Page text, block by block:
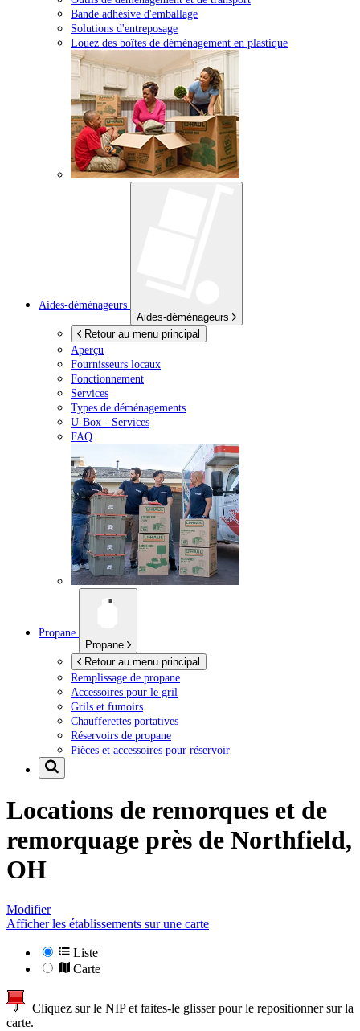
Bande adhésive d'emballage
Solutions d'entreposage
Louez des boîtes de déménagement en plastique
Aides-déménageurs
Aides-déménageurs
Retour au menu principal
Aperçu
Fournisseurs locaux
Fonctionnement
Services
Types de déménagements
U-Box - Services
FAQ
Propane
Propane
Retour au menu principal
Remplissage de propane
Accessoires pour le gril
Grils et fumoirs
Chaufferettes portatives
Réservoirs de propane
Pièces et accessoires pour réservoir
Locations de remorques et de
remorquage près de Northfield,
OH
Modifier
Afficher les établissements sur une carte
Liste
Carte
Cliquez sur le NIP et faites-le glisser pour le repositionner sur la
carte.